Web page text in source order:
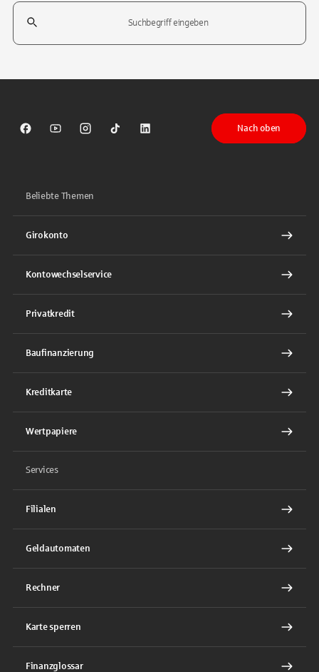
Suchfeld
Sparkasse auf Facebook
Sparkasse auf Youtube
Sparkasse auf Instagram
Sparkasse auf TikTok
Sparkasse auf LinkedIn
Nach oben
Beliebte Themen
Girokonto
Kontowechselservice
Privatkredit
Baufinanzierung
Kreditkarte
Wertpapiere
Services
Filialen
Geldautomaten
Rechner
Karte sperren
Finanzglossar